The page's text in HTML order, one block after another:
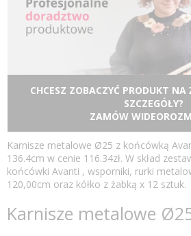
CHCESZ ZOBACZYĆ PRODUKT
SZCZEGÓŁY?
ZAMÓW
Karnisze metalowe Ø25 z końcówką
136.4cm w cenie 116.34zł. W skład
końcówki Avanti , wsporniki, rurki
120,00cm oraz kółko z żabką x 12 sztuk.
Karnisze metalowe